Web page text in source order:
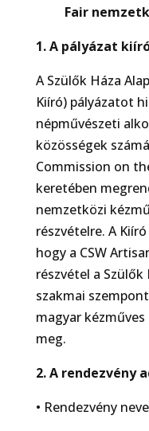
Fair
1. A pályázat
A Szülők Háza
Kiíró) pályázatot
népművészeti
közösségek
Commission on
keretében
nemzetközi
részvételre. A
hogy a CSW
részvétel a Szülők
szakmai
magyar
meg.
2. A rendezvény
• Rendezvény